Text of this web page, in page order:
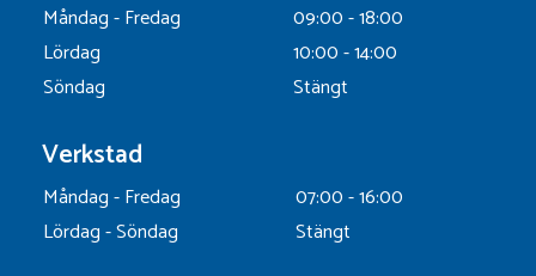
Måndag - Fredag
09:00 - 18:00
Lördag
10:00 - 14:00
Söndag
Stängt
Verkstad
Måndag - Fredag
07:00 - 16:00
Lördag - Söndag
Stängt